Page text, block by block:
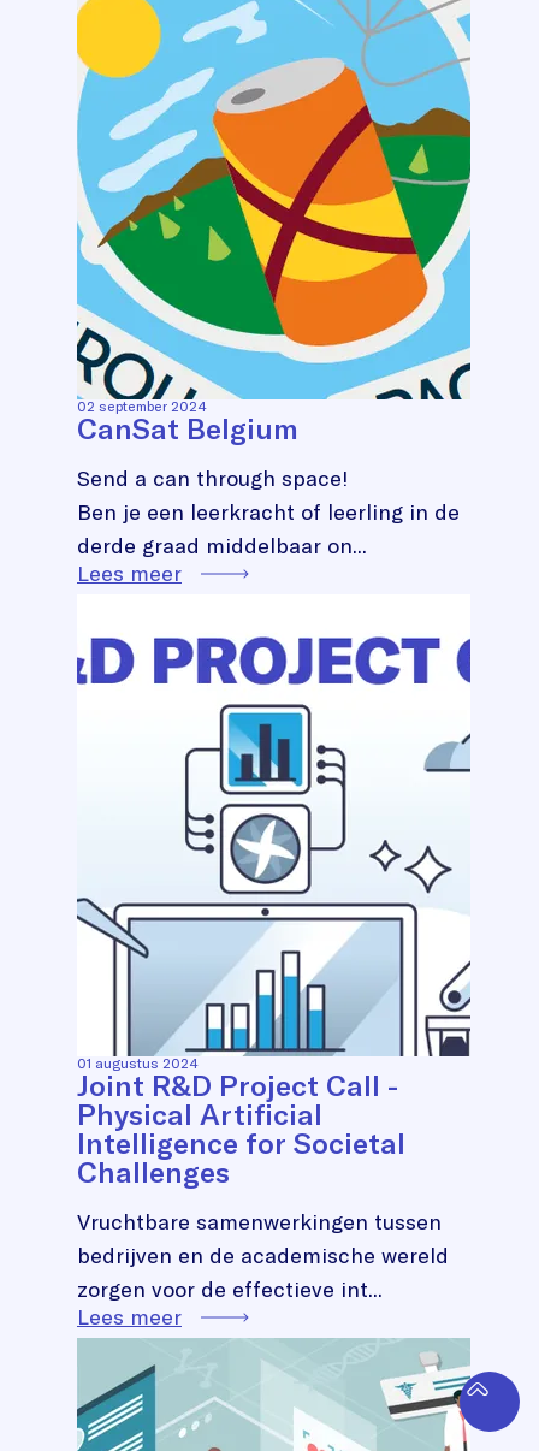
02 september 2024
CanSat Belgium
Send a can through space!
Ben je een leerkracht of leerling in de
derde graad middelbaar on...
Lees meer
01 augustus 2024
Joint R&D Project Call -
Physical Artificial
Intelligence for Societal
Challenges
Vruchtbare samenwerkingen tussen
bedrijven en de academische wereld
zorgen voor de effectieve int...
Lees meer